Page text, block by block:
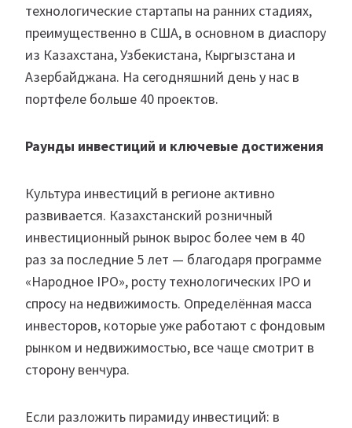
технологические стартапы на ранних стадиях,
преимущественно в США, в основном в диаспору
из Казахстана, Узбекистана, Кыргызстана и
Азербайджана. На сегодняшний день у нас в
портфеле больше 40 проектов.
Раунды инвестиций и ключевые достижения
Культура инвестиций в регионе активно
развивается. Казахстанский розничный
инвестиционный рынок вырос более чем в 40
раз за последние 5 лет — благодаря программе
«Народное IPO», росту технологических IPO и
спросу на недвижимость. Определённая масса
инвесторов, которые уже работают с фондовым
рынком и недвижимостью, все чаще смотрит в
сторону венчура.
Если разложить пирамиду инвестиций: в